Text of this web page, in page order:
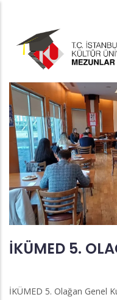
İKÜMED 5.
İKÜMED 5. Olağan Genel